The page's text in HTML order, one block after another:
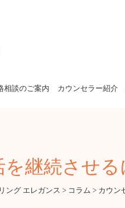
相談のご案内 カウンセラー紹介
を継続させ
ング エレガンス > コラム > カウン